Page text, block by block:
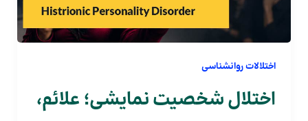
اختلالات روانشناسی
اختلال شخصیت نمایشی؛ علائم،